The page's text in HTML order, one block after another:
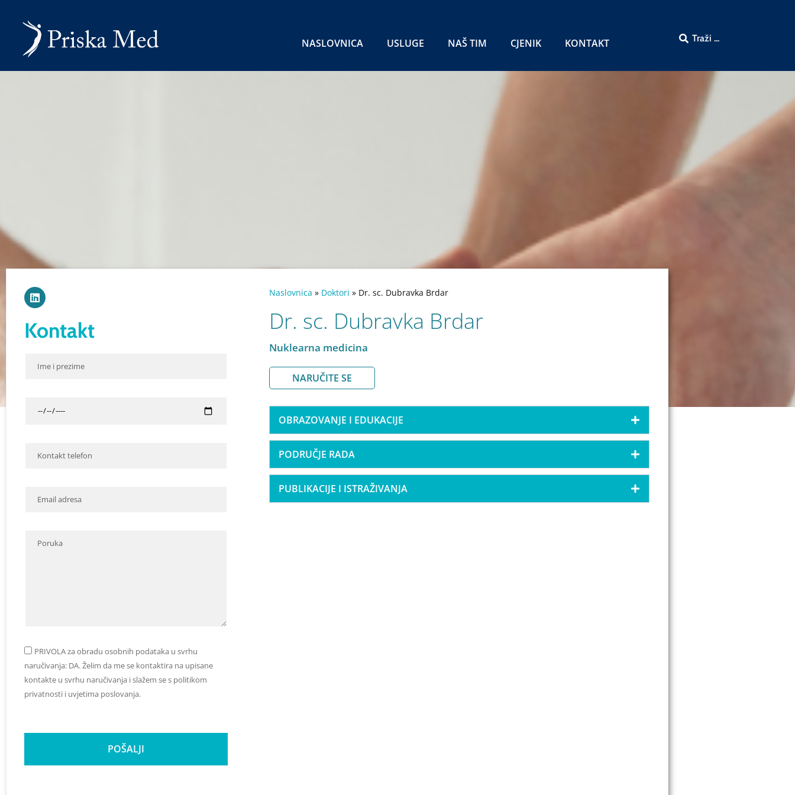
NASLOVNICA USLUGE NAŠ TIM CJENIK KONTAKT
Kontakt
PRIVOLA za obradu osobnih podataka u svrhu
naručivanja: DA. Želim da me se kontaktira na upisane
kontakte u svrhu naručivanja i slažem se s politikom
privatnosti i uvjetima poslovanja.
POŠALJI
Naslovnica » Doktori » Dr. sc. Dubravka Brdar
Dr. sc. Dubravka Brdar
Nuklearna medicina
NARUČITE SE
OBRAZOVANJE I EDUKACIJE
PODRUČJE RADA
PUBLIKACIJE I ISTRAŽIVANJA